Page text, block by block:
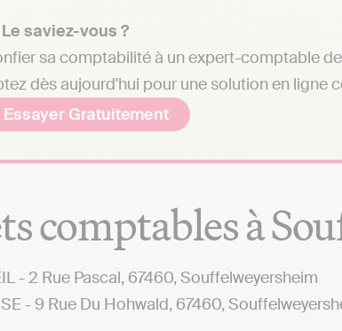
saviez-vous ?
sa comptabilité à un expert-comptable
dès aujourd'hui pour une solution en ligne
Essayer Gratuitement
comptables à
- 2 Rue Pascal, 67460, Souffelweyersheim
- 9 Rue Du Hohwald, 67460,